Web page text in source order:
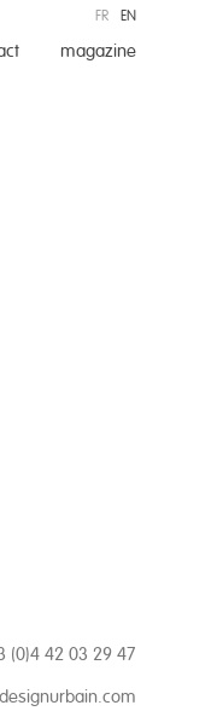
magazine
FR EN
(0)4 42 03 29 47